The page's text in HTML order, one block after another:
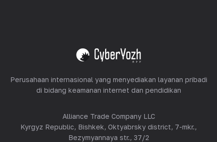
Lihat semua
Perusahaan internasional yang menyediakan layanan pribadi
di bidang keamanan internet dan pendidikan
Alliance Trade Company LLC
Kyrgyz Republic, Bishkek, Oktyabrsky district, 7-mkr.,
Bezymyannaya str., 37/2